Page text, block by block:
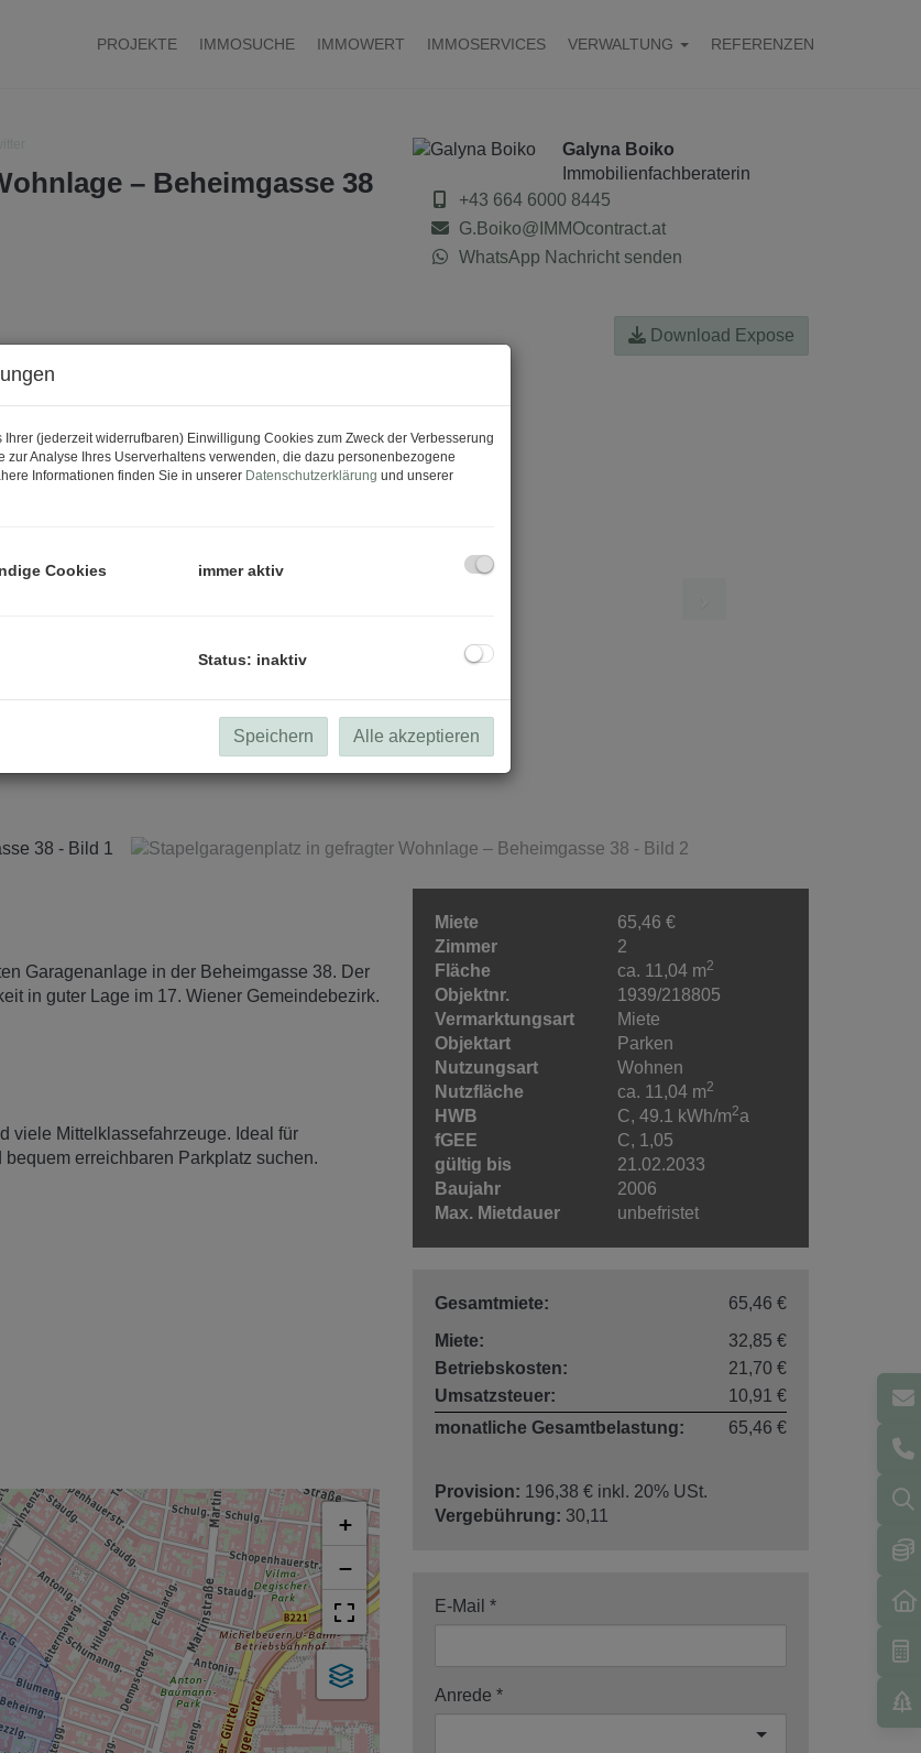
PROJEKTE IMMOSUCHE IMMOWERT IMMOSERVICES VERWALTUNG REFERENZEN
– Beheimgasse 38
Galyna Boiko
Immobilienfachberaterin
+43 664 6000 8445
G.Boiko@IMMOcontract.at
WhatsApp Nachricht senden
Download Expose
Garagenanlage in der Beheimgasse 38. Der
in guter Lage im 17. Wiener Gemeindebezirk.
viele Mittelklassefahrzeuge. Ideal für
erreichbaren Parkplatz suchen.
+
−
Miete
65,46 €
Zimmer
2
Fläche
ca. 11,04 m2
Objektnr.
1939/218805
Vermarktungsart
Miete
Objektart
Parken
Nutzungsart
Wohnen
Nutzfläche
ca. 11,04 m2
HWB C, 49.1 kWh/m2a
fGEE
C, 1,05
gültig bis
21.02.2033
Baujahr
2006
Max. Mietdauer
unbefristet
Gesamtmiete:
65,46 €
Miete:
32,85 €
Betriebskosten:
21,70 €
Umsatzsteuer:
10,91 €
monatliche Gesamtbelastung:
65,46 €
Provision: 196,38 € inkl. 20% USt.
Vergebührung: 30,11
E-Mail
Anrede
Ihrer (jederzeit widerrufbaren) Einwilligung Cookies zum Zweck der Verbesserung
zur Analyse Ihres Userverhaltens verwenden, die dazu personenbezogene
Informationen finden Sie in unserer Datenschutzerklärung und unserer
Cookies immer aktiv
Status: inaktiv
Speichern Alle akzeptieren